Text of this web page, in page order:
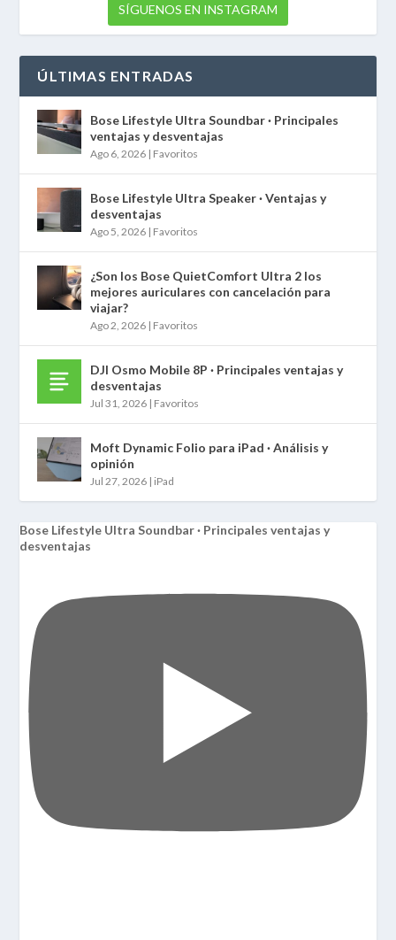
SÍGUENOS EN INSTAGRAM
ÚLTIMAS ENTRADAS
Bose Lifestyle Ultra Soundbar · Principales
ventajas y desventajas
Ago 6, 2026 | Favoritos
Bose Lifestyle Ultra Speaker · Ventajas y
desventajas
Ago 5, 2026 | Favoritos
¿Son los Bose QuietComfort Ultra 2 los
mejores auriculares con cancelación para
viajar?
Ago 2, 2026 | Favoritos
DJI Osmo Mobile 8P · Principales ventajas y
desventajas
Jul 31, 2026 | Favoritos
Moft Dynamic Folio para iPad · Análisis y
opinión
Jul 27, 2026 | iPad
Bose Lifestyle Ultra Soundbar · Principales ventajas y
desventajas